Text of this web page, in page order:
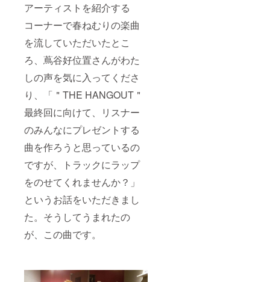
アーティストを紹介する
コーナーで春ねむりの楽曲
を流していただいたとこ
ろ、蔦谷好位置さんがわた
しの声を気に入ってくださ
り、「＂THE HANGOUT＂
最終回に向けて、リスナー
のみんなにプレゼントする
曲を作ろうと思っているの
ですが、トラックにラップ
をのせてくれませんか？」
というお話をいただきまし
た。そうしてうまれたの
が、この曲です。